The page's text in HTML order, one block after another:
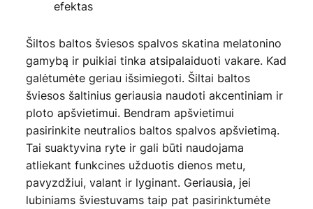
efektas
Šiltos baltos šviesos spalvos skatina melatonino
gamybą ir puikiai tinka atsipalaiduoti vakare. Kad
galėtumėte geriau išsimiegoti. Šiltai baltos
šviesos šaltinius geriausia naudoti akcentiniam ir
ploto apšvietimui. Bendram apšvietimui
pasirinkite neutralios baltos spalvos apšvietimą.
Tai suaktyvina ryte ir gali būti naudojama
atliekant funkcines užduotis dienos metu,
pavyzdžiui, valant ir lyginant. Geriausia, jei
lubiniams šviestuvams taip pat pasirinktumėte